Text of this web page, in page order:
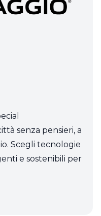
senza pensieri, a
Scegli tecnologie
e sostenibili per